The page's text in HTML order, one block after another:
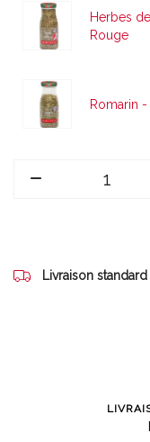
Herbes
Rouge
Romarin
Livraison standard